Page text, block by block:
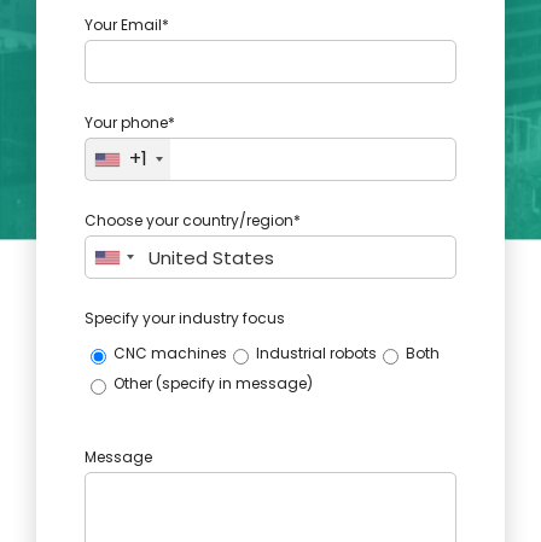
Your Email*
Your phone*
+1
Choose your country/region*
Specify your industry focus
CNC machines
Industrial robots
Both
Other (specify in message)
Message